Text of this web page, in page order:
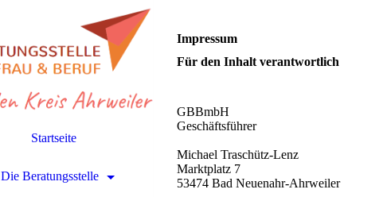
Startseite
Die Beratungsstelle
Impressum
Für den Inhalt verantwortlich
GBBmbH
Geschäftsführer
Michael Traschütz-Lenz
Marktplatz 7
53474 Bad Neuenahr-Ahrweiler